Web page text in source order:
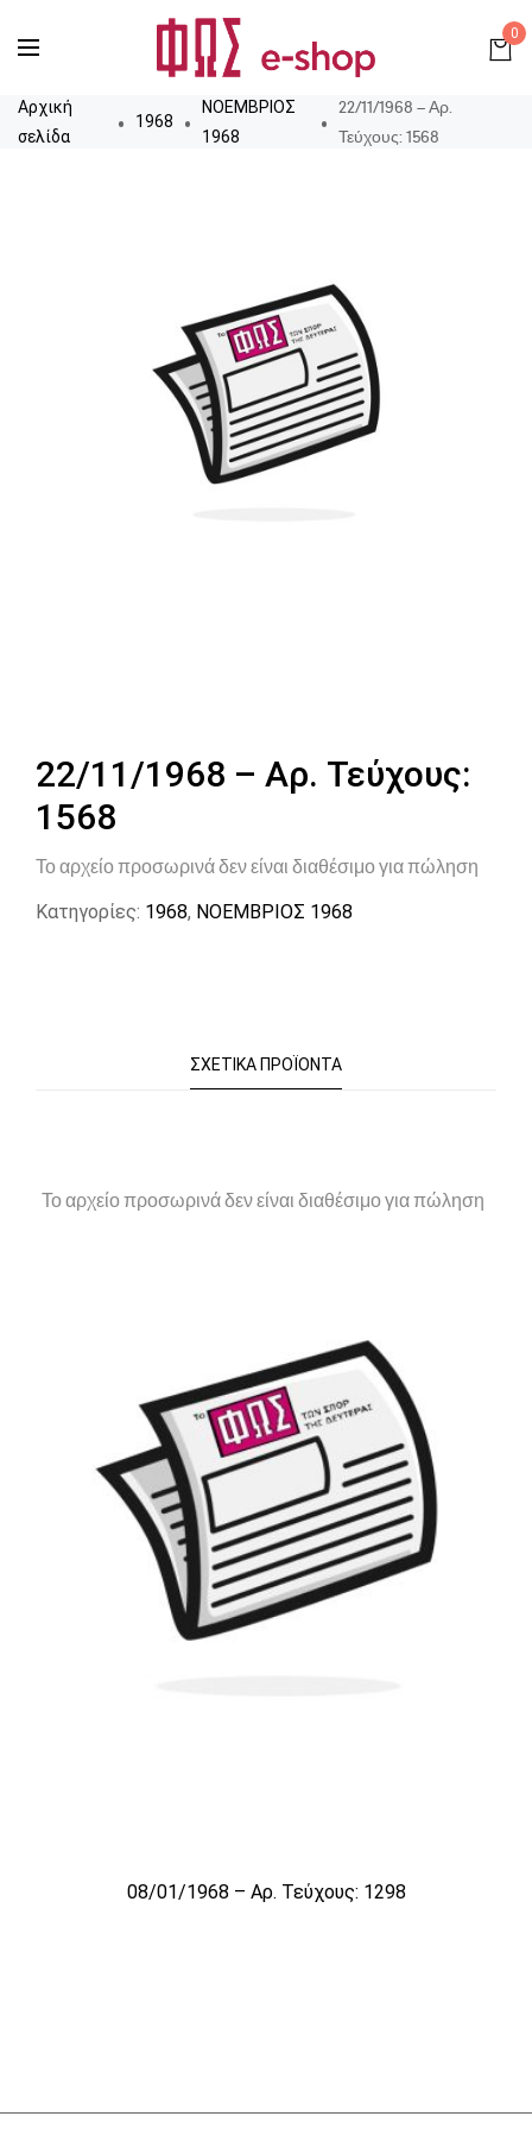
0
Αρχική
σελίδα
1968
ΝΟΕΜΒΡΙΟΣ
1968
22/11/1968 – Αρ.
Τεύχους: 1568
22/11/1968 – Αρ. Τεύχους:
1568
Το αρχείο προσωρινά δεν είναι διαθέσιμο για πώληση
Κατηγορίες: 1968, ΝΟΕΜΒΡΙΟΣ 1968
ΣΧΕΤΙΚΆ ΠΡΟΪΌΝΤΑ
Το αρχείο προσωρινά δεν είναι διαθέσιμο για πώληση
08/01/1968 – Αρ. Τεύχους: 1298